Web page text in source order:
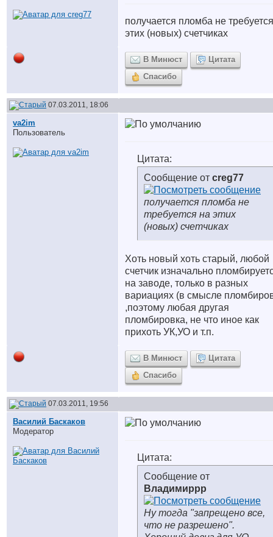
получается пломба не
этих (новых) счетчиках
В Минюст
Цитата
Спасибо
07.03.2011, 18:06
va2im
Пользователь
Цитата:
Сообщение от creg77
получается пломба не
требуется на этих
(новых) счетчиках
Хоть новый хоть старый, любой
счетчик изначально
на заводе, только в разных
вариациях (в смысле
,поэтому любая другая
пломбировка, не что иное как
прихоть УК,УО и т.п.
В Минюст
Цитата
Спасибо
07.03.2011, 19:56
Василий Баскаков
Модератор
Цитата:
Сообщение от
Владимиррр
Ну тогда "запрещено все,
что не разрешено".